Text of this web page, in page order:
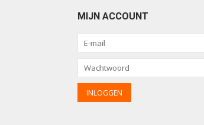
MIJN ACCOUNT